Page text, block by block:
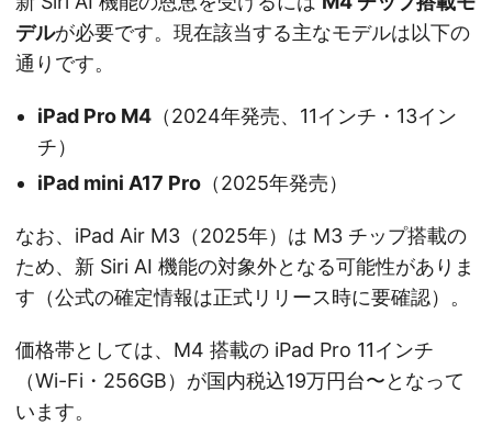
デルが必要です。現在該当する主なモデルは以下の
通りです。
iPad Pro M4 （2024年発売、11インチ・13イン
チ）
iPad mini A17 Pro （2025年発売）
なお、iPad Air M3（2025年）は M3 チップ搭載の
ため、新 Siri AI 機能の対象外となる可能性がありま
す（公式の確定情報は正式リリース時に要確認）。
価格帯としては、M4 搭載の iPad Pro 11インチ
（Wi-Fi・256GB）が国内税込19万円台〜となって
います。